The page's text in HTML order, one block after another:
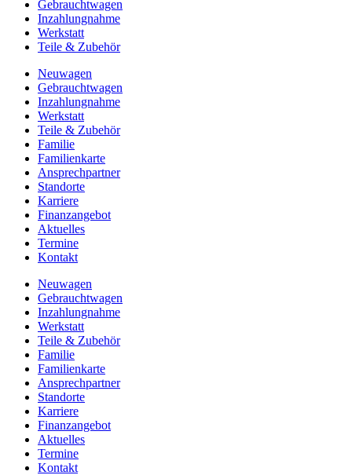
Gebrauchtwagen
Inzahlungnahme
Werkstatt
Teile & Zubehör
Neuwagen
Gebrauchtwagen
Inzahlungnahme
Werkstatt
Teile & Zubehör
Familie
Familienkarte
Ansprechpartner
Standorte
Karriere
Finanzangebot
Aktuelles
Termine
Kontakt
Neuwagen
Gebrauchtwagen
Inzahlungnahme
Werkstatt
Teile & Zubehör
Familie
Familienkarte
Ansprechpartner
Standorte
Karriere
Finanzangebot
Aktuelles
Termine
Kontakt